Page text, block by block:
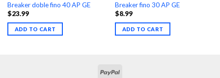
Breaker doble fino 40 AP GE
$23.99
ADD TO CART
Breaker fino 30 AP GE
$8.99
ADD TO CART